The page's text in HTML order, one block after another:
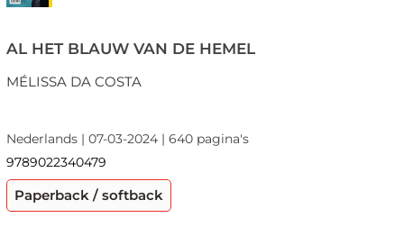
AL HET BLAUW VAN DE HEMEL
MÉLISSA DA COSTA
Nederlands | 07-03-2024 | 640 pagina's
9789022340479
Paperback / softback